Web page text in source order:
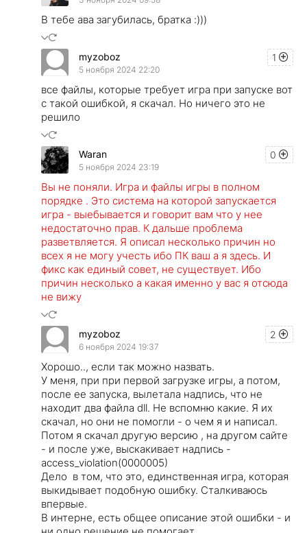
В тебе ава загубилась, братка :)))
1
myzoboz
5 ноября 2024 22:20
все файлы, которые требует игра при запуске вот
с такой ошибкой, я скачал. Но ничего это не
решило
0
Waran
5 ноября 2024 23:19
Вы не поняли. Игра и файлы игры в полном
порядке . Это система на которой запускается
игра - выебывается и говорит вам что у нее
недостаточно прав. К дальше проблема
разветвляется. Я описал несколько причин но
всех я не могу учесть ибо ПК ваш а я здесь. И
фикс как единый совет, не существует. Ибо
причин несколько а какая именно у вас я отсюда
не вижу
2
myzoboz
6 ноября 2024 19:37
Хорошо.., если так можно назвать.
У меня, при при первой загрузке игры, а потом,
после ее запуска, вылетала надпись, что не
находит два файла dll. Не вспомню какие. Я их
скачал, но они не помогли - о чем я и написал.
Потом я скачал другую версию , на другом сайте
- и после уже, выскакивает надпись -
access_violation(0000005)
Дело в том, что это, единственная игра, которая
выкидывает подобную ошибку. Сталкиваюсь
впервые.
В интерне, есть общее описание этой ошибки - и